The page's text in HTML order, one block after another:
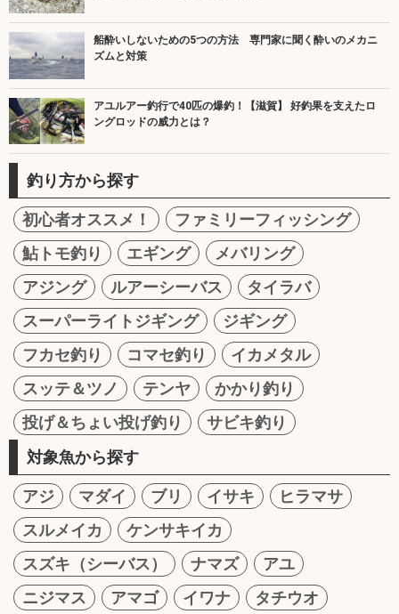
船酔いしないための5つの方法 専門家に聞く酔いのメカニ
ズムと対策
アユルアー釣行で40匹の爆釣！【滋賀】 好釣果を支えたロ
ングロッドの威力とは？
釣り方から探す
初心者オススメ！
ファミリーフィッシング
鮎トモ釣り
エギング
メバリング
アジング
ルアーシーバス
タイラバ
スーパーライトジギング
ジギング
フカセ釣り
コマセ釣り
イカメタル
スッテ＆ツノ
テンヤ
かかり釣り
投げ＆ちょい投げ釣り
サビキ釣り
対象魚から探す
アジ マダイ ブリ イサキ
ヒラマサ
スルメイカ
ケンサキイカ
スズキ（シーバス）
ナマズ
アユ
ニジマス
アマゴ イワナ タチウオ